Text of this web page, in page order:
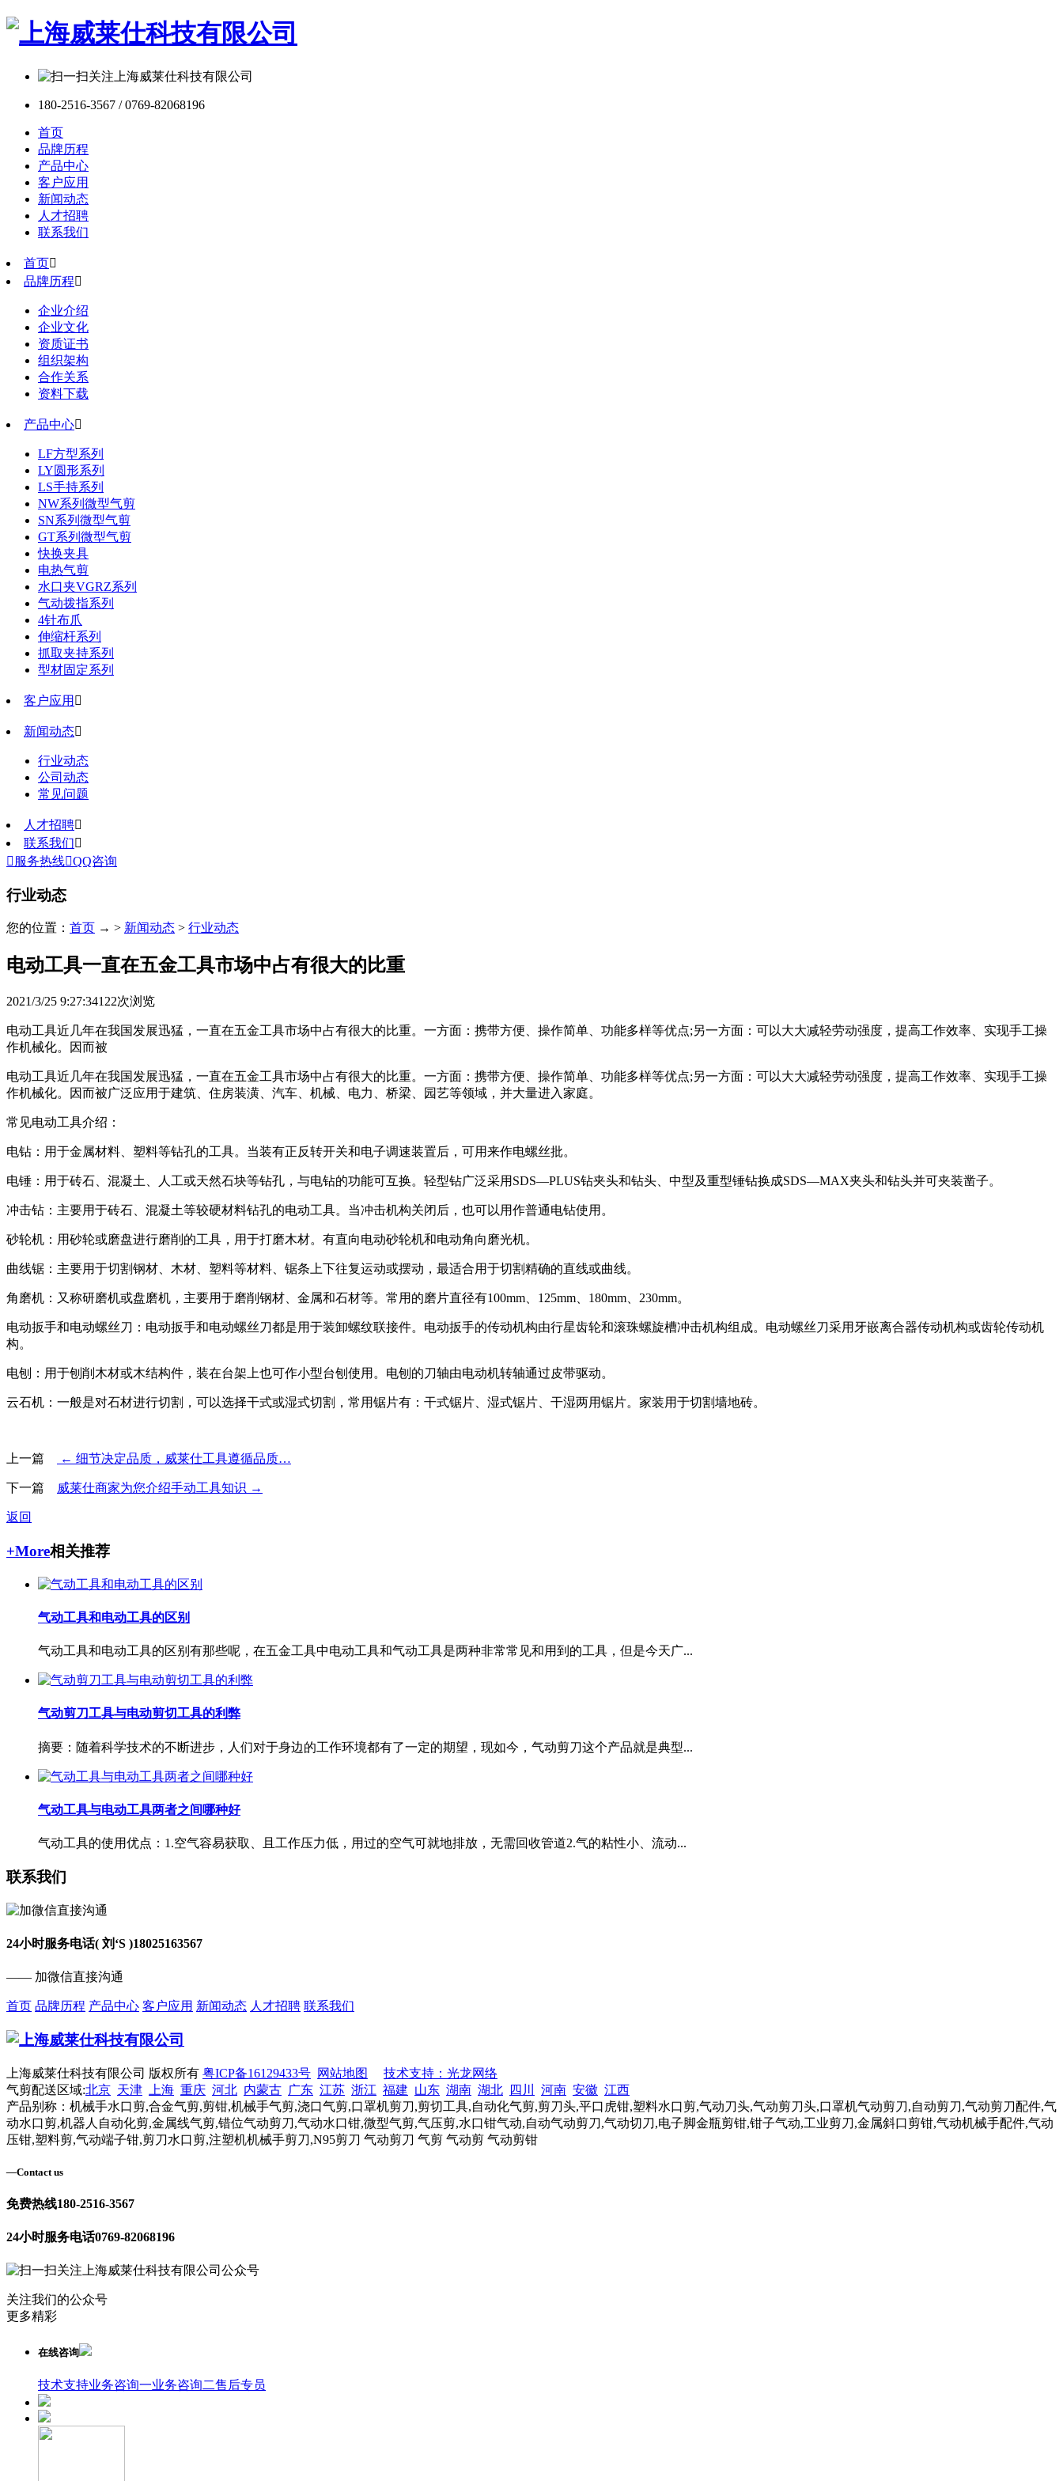
180-2516-3567 / 0769-82068196
首页
品牌历程
产品中心
客户应用
新闻动态
人才招聘
联系我们
首页
品牌历程
企业介绍
企业文化
资质证书
组织架构
合作关系
资料下载
产品中心
LF方型系列
LY圆形系列
LS手持系列
NW系列微型气剪
SN系列微型气剪
GT系列微型气剪
快换夹具
电热气剪
水口夹VGRZ系列
气动拨指系列
4针布爪
伸缩杆系列
抓取夹持系列
型材固定系列
客户应用 
新闻动态
行业动态
公司动态
常见问题
人才招聘
联系我们
 服务热线QQ咨询
行业动态
您的位置： 首页 → > 新闻动态 > 行业动态
电动工具一直在五金工具市场中占有很大的比重
2021/3/25 9:27:34122次浏览
电动工具近几年在我国发展迅猛，一直在五金工具市场中占有很大的比重。一方面：携带方便、操作简单、功能多样等优点;另一方面：可以大大减轻劳动强度，提高工作效率、实现手工操
作机械化。因而被
电动工具近几年在我国发展迅猛，一直在五金工具市场中占有很大的比重。一方面：携带方便、操作简单、功能多样等优点;另一方面：可以大大减轻劳动强度，提高工作效率、实现手工操
作机械化。因而被广泛应用于建筑、住房装潢、汽车、机械、电力、桥梁、园艺等领域，并大量进入家庭。
常见电动工具介绍：
电钻：用于金属材料、塑料等钻孔的工具。当装有正反转开关和电子调速装置后，可用来作电螺丝批。
电锤：用于砖石、混凝土、人工或天然石块等钻孔，与电钻的功能可互换。轻型钻广泛采用SDS—PLUS钻夹头和钻头、中型及重型锤钻换成SDS—MAX夹头和钻头并可夹装凿子。
冲击钻：主要用于砖石、混凝土等较硬材料钻孔的电动工具。当冲击机构关闭后，也可以用作普通电钻使用。
砂轮机：用砂轮或磨盘进行磨削的工具，用于打磨木材。有直向电动砂轮机和电动角向磨光机。
曲线锯：主要用于切割钢材、木材、塑料等材料、锯条上下往复运动或摆动，最适合用于切割精确的直线或曲线。
角磨机：又称研磨机或盘磨机，主要用于磨削钢材、金属和石材等。常用的磨片直径有100mm、125mm、180mm、230mm。
电动扳手和电动螺丝刀：电动扳手和电动螺丝刀都是用于装卸螺纹联接件。电动扳手的传动机构由行星齿轮和滚珠螺旋槽冲击机构组成。电动螺丝刀采用牙嵌离合器传动机构或齿轮传动机
构。
电刨：用于刨削木材或木结构件，装在台架上也可作小型台刨使用。电刨的刀轴由电动机转轴通过皮带驱动。
云石机：一般是对石材进行切割，可以选择干式或湿式切割，常用锯片有：干式锯片、湿式锯片、干湿两用锯片。家装用于切割墙地砖。
上一篇 ← 细节决定品质，威莱仕工具遵循品质…
下一篇 威莱仕商家为您介绍手动工具知识 →
返回
+More相关推荐
气动工具和电动工具的区别
气动工具和电动工具的区别有那些呢，在五金工具中电动工具和气动工具是两种非常常见和用到的工具，但是今天广...
气动剪刀工具与电动剪切工具的利弊
摘要：随着科学技术的不断进步，人们对于身边的工作环境都有了一定的期望，现如今，气动剪刀这个产品就是典型...
气动工具与电动工具两者之间哪种好
气动工具的使用优点：1.空气容易获取、且工作压力低，用过的空气可就地排放，无需回收管道2.气的粘性小、流动...
联系我们
24小时服务电话( 刘‘S )18025163567
—— 加微信直接沟通
首页 品牌历程 产品中心 客户应用 新闻动态 人才招聘 联系我们
上海威莱仕科技有限公司 版权所有 粤ICP备16129433号 网站地图
技术支持：光龙网络
气剪配送区域:北京 天津 上海 重庆 河北 内蒙古 广东 江苏 浙江 福建 山东 湖南 湖北 四川 河南 安徽 江西
产品别称：机械手水口剪,合金气剪,剪钳,机械手气剪,浇口气剪,口罩机剪刀,剪切工具,自动化气剪,剪刀头,平口虎钳,塑料水口剪,气动刀头,气动剪刀头,口罩机气动剪刀,自动剪刀,气动剪刀配件,气
动水口剪,机器人自动化剪,金属线气剪,错位气动剪刀,气动水口钳,微型气剪,气压剪,水口钳气动,自动气动剪刀,气动切刀,电子脚金瓶剪钳,钳子气动,工业剪刀,金属斜口剪钳,气动机械手配件,气动
压钳,塑料剪,气动端子钳,剪刀水口剪,注塑机机械手剪刀,N95剪刀 气动剪刀 气剪 气动剪 气动剪钳
—Contact us
免费热线180-2516-3567
24小时服务电话0769-82068196
关注我们的公众号
更多精彩
在线咨询
技术支持业务咨询一业务咨询二售后专员